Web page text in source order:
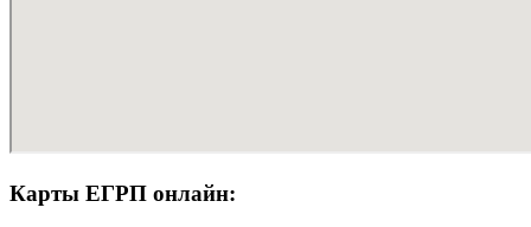
Карты ЕГРП онлайн: